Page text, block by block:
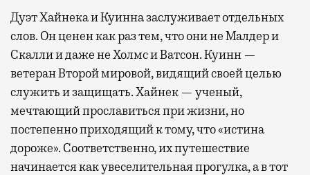
Дуэт Хайнека и Куинна заслуживает отдельных
слов. Он ценен как раз тем, что они не Малдер и
Скалли и даже не Холмс и Ватсон. Куинн —
ветеран Второй мировой, видящий своей целью
служить и защищать. Хайнек — ученый,
мечтающий прославиться при жизни, но
постепенно приходящий к тому, что «истина
дороже». Соответственно, их путешествие
начинается как увеселительная прогулка, а в тот